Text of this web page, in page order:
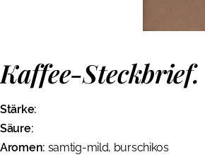
Kaffee-Steckbrief.
Stärke:
Säure:
Aromen: samtig-mild, burschikos